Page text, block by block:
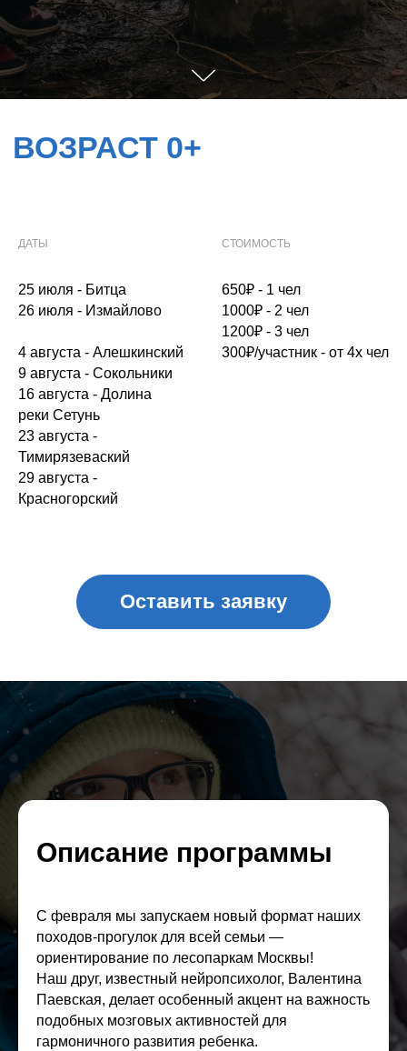
ДАТЫ СТОИМОСТЬ
25 июля - Битца
26 июля - Измайлово
4 августа - Алешкинский
9 августа - Сокольники
16 августа - Долина
реки Сетунь
23 августа -
Тимирязеваский
29 августа -
Красногорский
650₽ - 1 чел
1000₽ - 2 чел
1200₽ - 3 чел
300₽/участник - от 4х чел
Описание программы
С февраля мы запускаем новый формат наших
походов-прогулок для всей семьи —
ориентирование по лесопаркам Москвы!
Наш друг, известный нейропсихолог, Валентина
Паевская, делает особенный акцент на важность
подобных мозговых активностей для
гармоничного развития ребенка.
ЧТО НАС ЖДЕТ: